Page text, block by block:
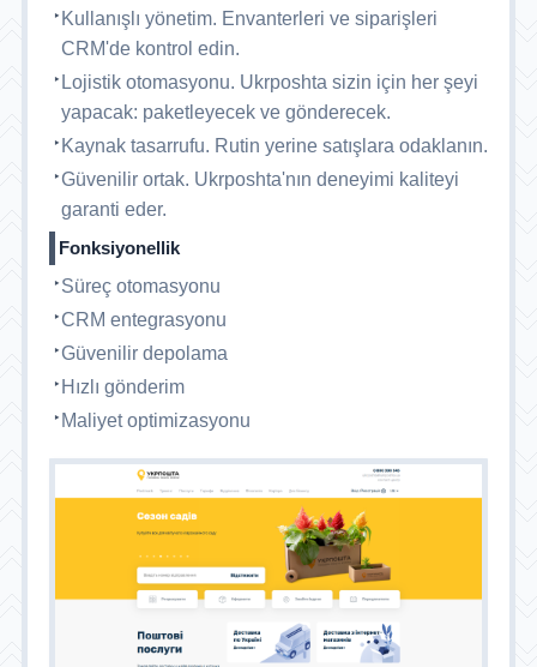
Kullanışlı yönetim. Envanterleri ve siparişleri
CRM'de kontrol edin.
Lojistik otomasyonu. Ukrposhta sizin için her şeyi
yapacak: paketleyecek ve gönderecek.
Kaynak tasarrufu. Rutin yerine satışlara odaklanın.
Güvenilir ortak. Ukrposhta'nın deneyimi kaliteyi
garanti eder.
Fonksiyonellik
Süreç otomasyonu
CRM entegrasyonu
Güvenilir depolama
Hızlı gönderim
Maliyet optimizasyonu